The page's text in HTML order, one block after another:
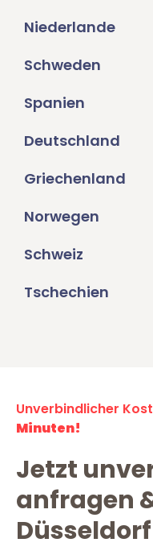
Niederlande
Schweden
Spanien
Deutschland
Griechenland
Norwegen
Schweiz
Tschechien
Unverbindlicher
Minuten!
Jetzt
anfragen